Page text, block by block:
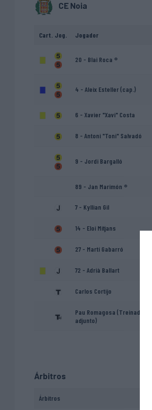
CE Noia
Cart. Jog. Jogador
20 - Blai Roca ®
4 - Aleix Esteller (cap.)
6 - Xavier "Xavi" Costa
8 - Antoni "Toni" Salvadó
9 - Jordi Bargalló
89 - Jan Marimón ®
7 - Kyllian Gil
14 - Eloi Mitjans
27 - Martí Gabarró
72 - Adrià Ballart
Carlos Cortijo
Pau Romagosa (Treinador
adjunto)
Árbitros
Árbitros